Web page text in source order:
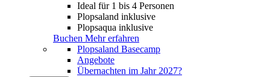
Ideal für 1 bis 4 Personen
Plopsaland inklusive
Plopsaqua inklusive
Buchen Mehr erfahren
Plopsaland Basecamp
Angebote
Übernachten im Jahr 2027?